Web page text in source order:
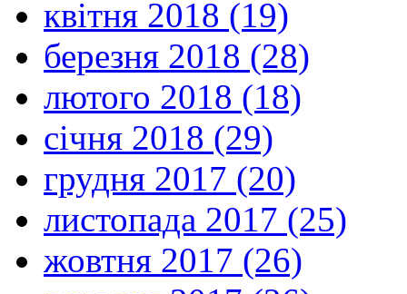
квітня 2018 (19)
березня 2018 (28)
лютого 2018 (18)
січня 2018 (29)
грудня 2017 (20)
листопада 2017 (25)
жовтня 2017 (26)